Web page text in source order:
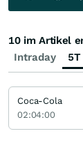
Intraday 5T
10 im Artikel
Coca-Cola
02:04:00